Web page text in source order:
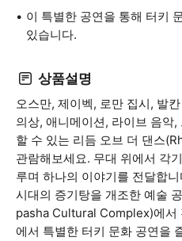
이 특별한 공연을 통해 터키
있습니다.
상품설명
오스만, 제이벡, 로만 집시, 발
의상, 애니메이션, 라이브 음악
할 수 있는 리듬 오브 더 댄스
관람해보세요. 무대 위에서 각
루며 하나의 이야기를 전달합
시대의 증기탕을 개조한 예술
pasha Cultural Complex)에서
에서 특별한 터키 문화 공연을